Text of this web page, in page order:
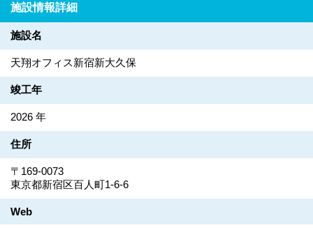
施設情報詳細
施設名
天翔オフィス新宿新大久保
竣工年
2026 年
住所
〒169-0073
東京都新宿区百人町1-6-6
Web